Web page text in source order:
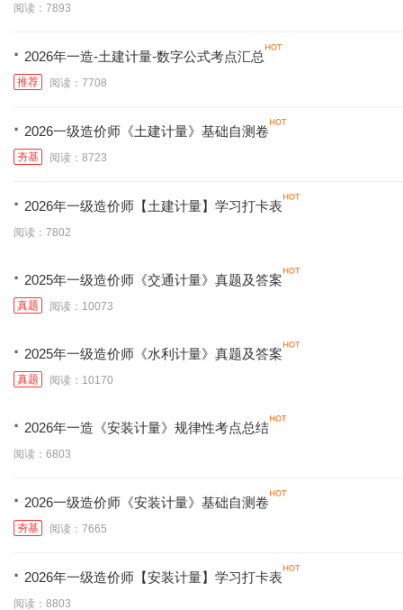
阅读：7893
· 2026年一造-土建计量-数字公式考点汇总
推荐 阅读：7708
· 2026一级造价师《土建计量》基础自测卷
夯基 阅读：8723
· 2026年一级造价师【土建计量】学习打卡表
阅读：7802
· 2025年一级造价师《交通计量》真题及答案
真题 阅读：10073
· 2025年一级造价师《水利计量》真题及答案
真题 阅读：10170
· 2026年一造《安装计量》规律性考点总结
阅读：6803
· 2026一级造价师《安装计量》基础自测卷
夯基 阅读：7665
· 2026年一级造价师【安装计量】学习打卡表
阅读：8803